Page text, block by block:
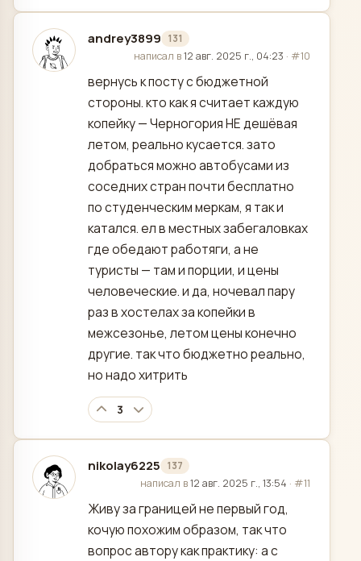
andrey3899 131
отредактировано
написал в12 авг. 2025 г., 04:23 · #10
вернусь к посту с бюджетной
стороны. кто как я считает каждую
копейку — Черногория НЕ дешёвая
летом, реально кусается. зато
добраться можно автобусами из
соседних стран почти бесплатно
по студенческим меркам, я так и
катался. ел в местных забегаловках
где обедают работяги, а не
туристы — там и порции, и цены
человеческие. и да, ночевал пару
раз в хостелах за копейки в
межсезонье, летом цены конечно
другие. так что бюджетно реально,
но надо хитрить
3
nikolay6225 137
отредактировано
написал в12 авг. 2025 г., 13:54 · #11
Живу за границей не первый год,
кочую похожим образом, так что
вопрос автору как практику: а с